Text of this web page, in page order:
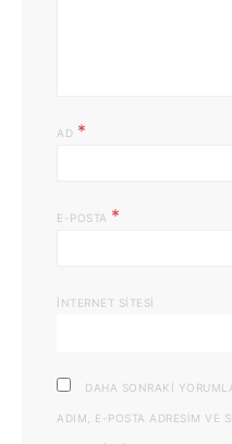
AD *
E-POSTA *
İNTERNET SITESI
DAHA SONRAKI
ADIM, E-POSTA ADRESIM VE